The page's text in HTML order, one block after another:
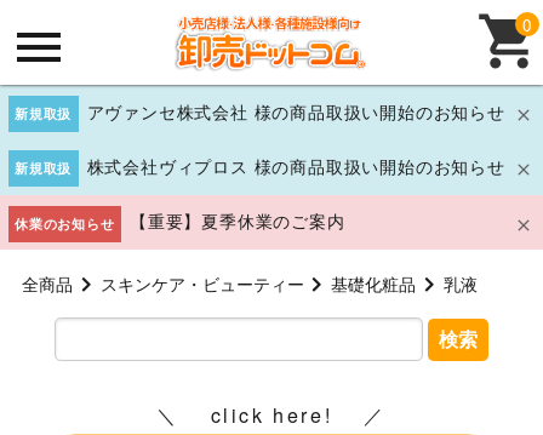
新規取扱 アヴァンセ株式会社 様の商品取扱い開始のお知らせ
新規取扱 株式会社ヴィプロス 様の商品取扱い開始のお知らせ
休業のお知らせ 【重要】夏季休業のご案内
0
全商品 スキンケア・ビューティー 基礎化粧品 乳液
検索
click here!